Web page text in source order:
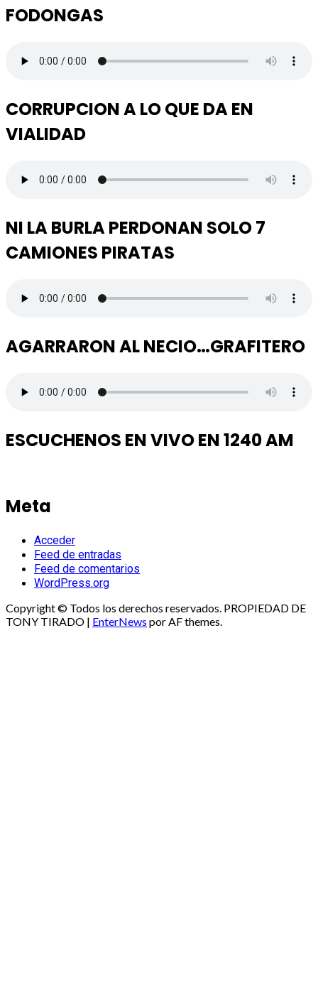
FODONGAS
CORRUPCION A LO QUE DA EN
VIALIDAD
NI LA BURLA PERDONAN SOLO 7
CAMIONES PIRATAS
AGARRARON AL NECIO…GRAFITERO
ESCUCHENOS EN VIVO EN 1240 AM
Meta
Acceder
Feed de entradas
Feed de comentarios
WordPress.org
Copyright © Todos los derechos reservados. PROPIEDAD DE
TONY TIRADO | EnterNews por AF themes.